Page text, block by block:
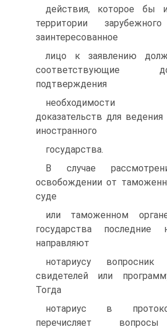
действия, которое бы
территории
заинтересованное
лицо к заявлению
соответствующие
подтверждения
необходимости
доказательств для
иностранного
государства.
В случае
освобождении от
суде
или таможенном
государства последние
направляют
нотариусу
свидетелей или
Тогда
нотариус в
перечисляет